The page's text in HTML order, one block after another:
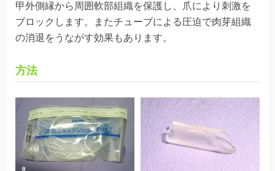
甲外側縁から周囲軟部組織を保護し、爪により刺激を
ブロックします。またチューブによる圧迫で肉芽組織
の消退をうながす効果もあります。
方法